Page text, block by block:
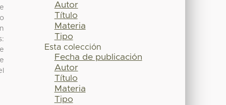
Autor
Título
Materia
Tipo
Esta colección
Fecha de publicación
Autor
Título
Materia
Tipo